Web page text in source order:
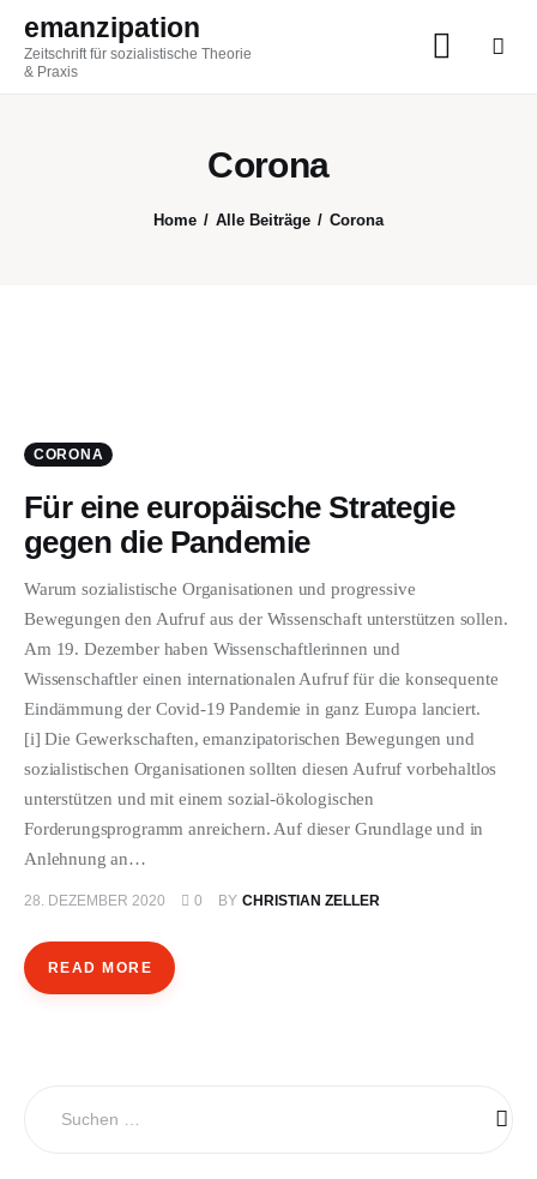
emanzipation
Zeitschrift für sozialistische Theorie
& Praxis
Corona
Home Alle Beiträge Corona
Im Austausch
ABO
ÜBER EMANZIPATION
CORONA
Für eine europäische Strategie
gegen die Pandemie
Warum sozialistische Organisationen und progressive
Bewegungen den Aufruf aus der Wissenschaft unterstützen sollen.
Am 19. Dezember haben Wissenschaftlerinnen und
Wissenschaftler einen internationalen Aufruf für die konsequente
Eindämmung der Covid-19 Pandemie in ganz Europa lanciert.
[i] Die Gewerkschaften, emanzipatorischen Bewegungen und
sozialistischen Organisationen sollten diesen Aufruf vorbehaltlos
unterstützen und mit einem sozial-ökologischen
Forderungsprogramm anreichern. Auf dieser Grundlage und in
Anlehnung an…
28. DEZEMBER 2020 0 BY CHRISTIAN ZELLER
READ MORE